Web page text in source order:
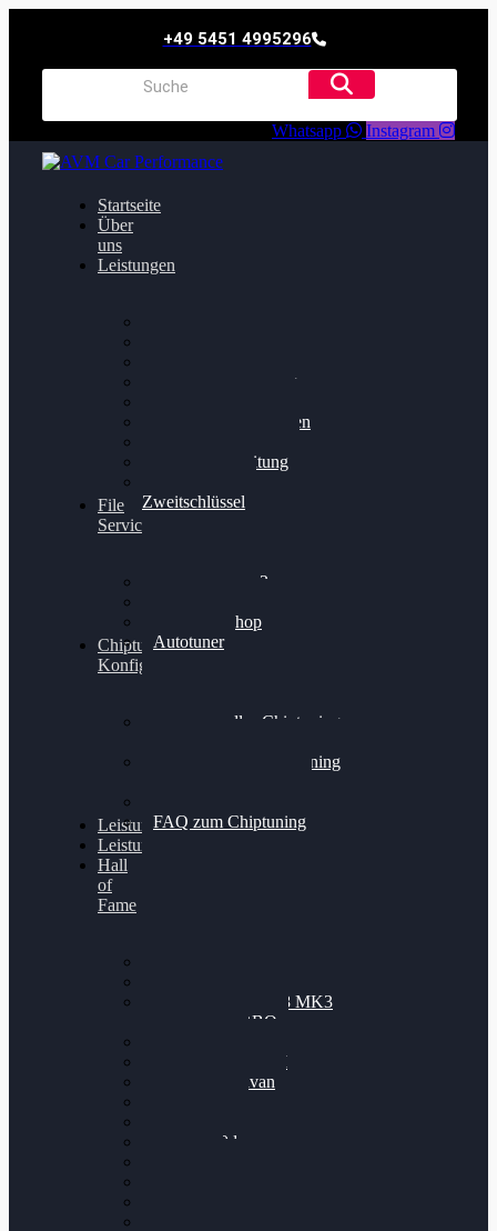
+49 5451 4995296
Whatsapp Instagram
Startseite
Über
uns
Leistungen
Getriebeoptimierung
Bremsscheiben planen
Felgenaufbereitung
Zweitschlüssel
File
Service
Alientech Kess3
Alientech Shop
Autotuner
Chiptuning
Konfigurator
Professionelles Chiptuning
Professionelles Chiptuning
FAQ zum Chiptuning
Leistungsmessung
Leistungsprüfstand
Hall
of
Fame
Nissan GT-R35 3.8 MK3
V6 TWINTURBO
VW Passat 2.0TDI
VW T6 Multivan
BMW 120d